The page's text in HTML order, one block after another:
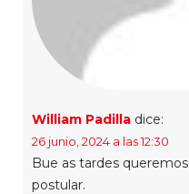
William Padilla dice:
26 junio, 2024 a las 12:30
Bue as tardes
postular.